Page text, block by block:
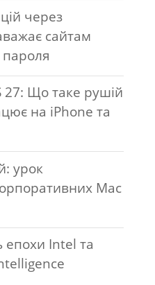
через
сайтам
27: Що таке рушій
на iPhone та
урок
Mac
епохи Intel та